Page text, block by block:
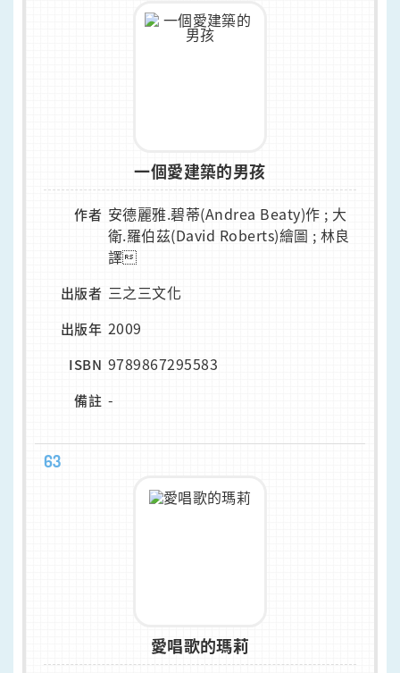
一個愛建築的男孩
作者 安德麗雅.碧蒂(Andrea Beaty)作 ; 大
衛.羅伯茲(David Roberts)繪圖 ; 林良
譯
出版者 三之三文化
出版年 2009
ISBN 9789867295583
備註 -
63
愛唱歌的瑪莉